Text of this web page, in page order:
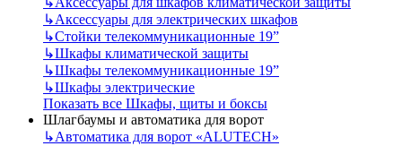
↳Аксессуары для электрических шкафов
↳Стойки телекоммуникационные 19”
↳Шкафы климатической защиты
↳Шкафы телекоммуникационные 19”
↳Шкафы электрические
Показать все Шкафы, щиты и боксы
Шлагбаумы и автоматика для ворот
↳Автоматика для ворот «ALUTECH»